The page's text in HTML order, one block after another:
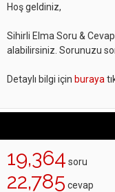
Hoş geldiniz,
Sihirli Elma Soru &
alabilirsiniz. Sorunuzu
Detaylı bilgi için buraya
19,364 soru
22,785 cevap